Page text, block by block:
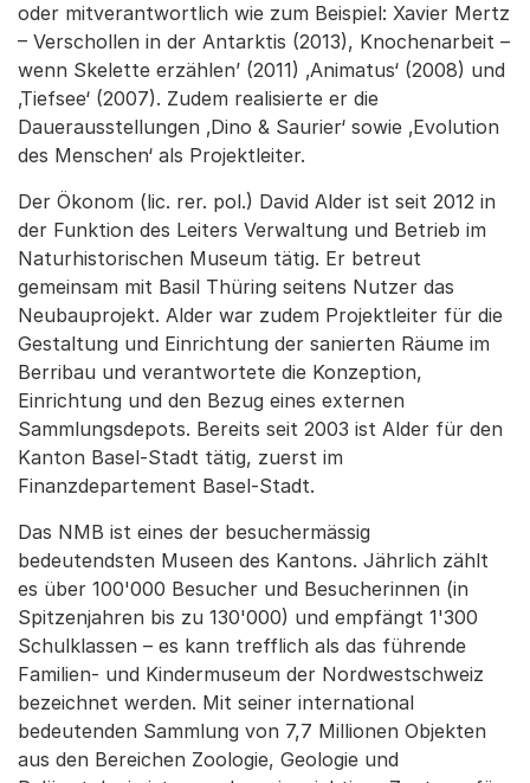
oder mitverantwortlich wie zum Beispiel: Xavier Mertz
– Verschollen in der Antarktis (2013), Knochenarbeit –
wenn Skelette erzählen’ (2011) ‚Animatus‘ (2008) und
‚Tiefsee‘ (2007). Zudem realisierte er die
Dauerausstellungen ‚Dino & Saurier‘ sowie ‚Evolution
des Menschen‘ als Projektleiter.
Der Ökonom (lic. rer. pol.) David Alder ist seit 2012 in
der Funktion des Leiters Verwaltung und Betrieb im
Naturhistorischen Museum tätig. Er betreut
gemeinsam mit Basil Thüring seitens Nutzer das
Neubauprojekt. Alder war zudem Projektleiter für die
Gestaltung und Einrichtung der sanierten Räume im
Berribau und verantwortete die Konzeption,
Einrichtung und den Bezug eines externen
Sammlungsdepots. Bereits seit 2003 ist Alder für den
Kanton Basel-Stadt tätig, zuerst im
Finanzdepartement Basel-Stadt.
Das NMB ist eines der besuchermässig
bedeutendsten Museen des Kantons. Jährlich zählt
es über 100'000 Besucher und Besucherinnen (in
Spitzenjahren bis zu 130'000) und empfängt 1'300
Schulklassen – es kann trefflich als das führende
Familien- und Kindermuseum der Nordwestschweiz
bezeichnet werden. Mit seiner international
bedeutenden Sammlung von 7,7 Millionen Objekten
aus den Bereichen Zoologie, Geologie und